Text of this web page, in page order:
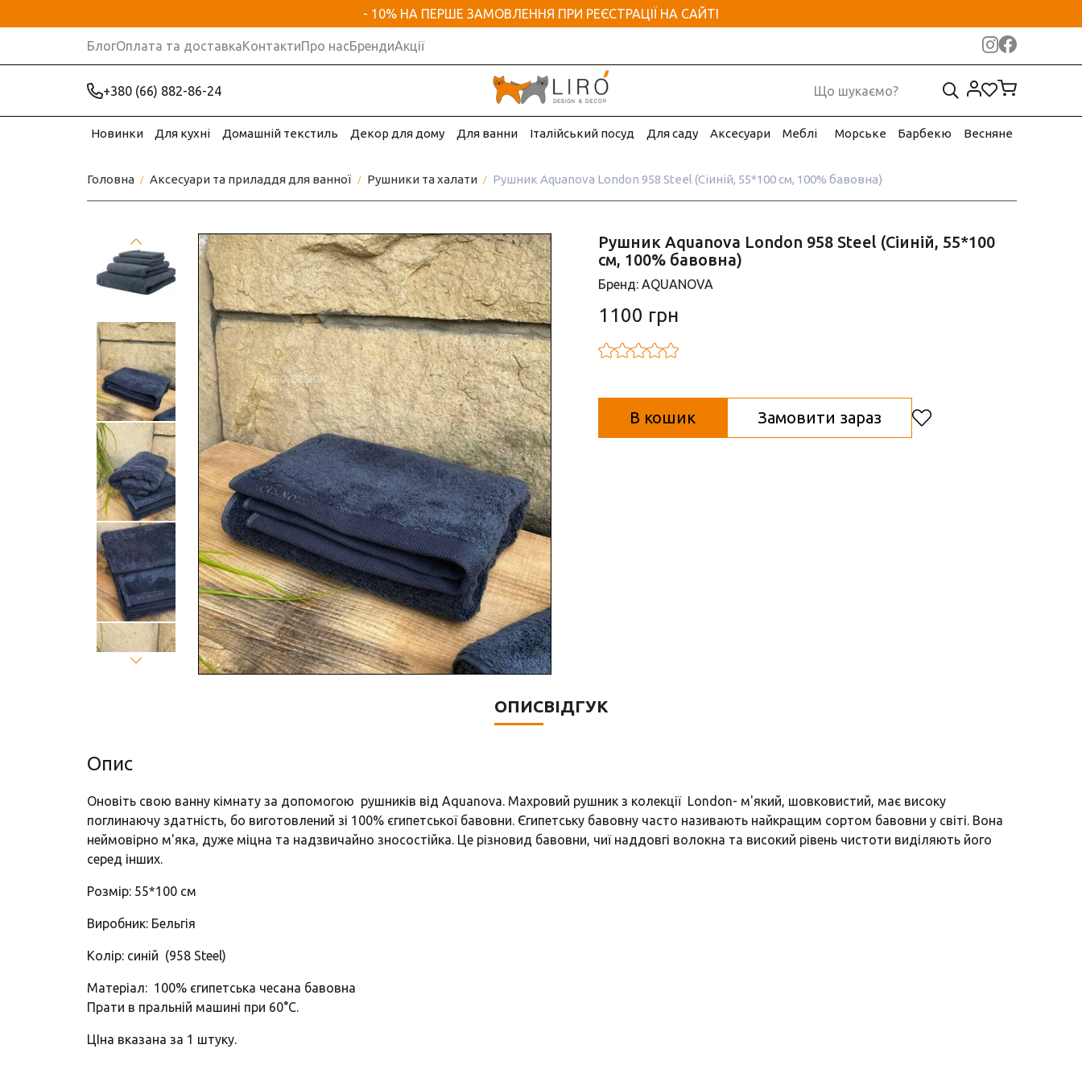
- 10% НА ПЕРШЕ ЗАМОВЛЕННЯ ПРИ РЕЄСТРАЦІЇ НА САЙТІ
БлогОплата та доставкаКонтактиПро насБрендиАкції
+380 (66) 882-86-24
Новинки Для кухні Домашній текстиль Декор для дому Для ванни Італійський посуд Для саду Аксесуари Меблі Морське Барбекю Весняне
Головна Аксесуари та приладдя для ванної Рушники та халати Рушник Aquanova London 958 Steel (Сіиній, 55*100 см, 100% бавовна)
Рушник Aquanova London 958 Steel (Сіиній, 55*100
см, 100% бавовна)
Бренд: AQUANOVA
1100 грн
В кошик Замовити зараз
ОПИСВІДГУК
Опис
Оновіть свою ванну кімнату за допомогою рушників від Aquanova. Махровий рушник з колекції London- м'який, шовковистий, має високу
поглинаючу здатність, бо виготовлений зі 100% єгипетської бавовни. Єгипетську бавовну часто називають найкращим сортом бавовни у світі. Вона
неймовірно м'яка, дуже міцна та надзвичайно зносостійка. Це різновид бавовни, чиї наддовгі волокна та високий рівень чистоти виділяють його
серед інших.
Розмір: 55*100 см
Виробник: Бельгія
Колір: синій (958 Steel)
Матеріал: 100% єгипетська чесана бавовна
Прати в пральній машині при 60°C.
ЦІна вказана за 1 штуку.